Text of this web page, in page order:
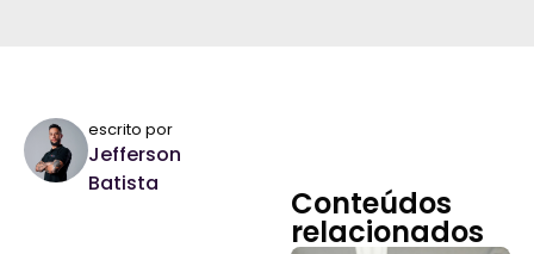
escrito por
Jefferson
Batista
Conteúdos
relacionados